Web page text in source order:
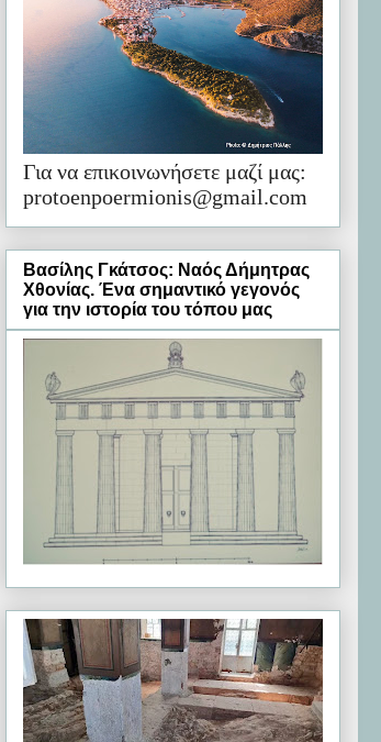
Για να επικοινωνήσετε μαζί μας:
protoenpoermionis@gmail.com
Βασίλης Γκάτσος: Ναός Δήμητρας
Χθονίας. Ένα σημαντικό γεγονός
για την ιστορία του τόπου μας